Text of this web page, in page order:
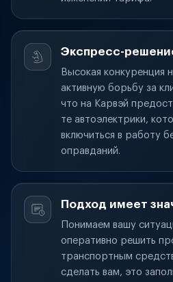
Экспресс-
Высокая конкуренция
активную борьбу за
что на Карвэй
те автоэлектрики,
включиться в работу
оправданий.
Подход имеет
Понимаем вашу
оперативно решить
транспортным
сделать вам, это